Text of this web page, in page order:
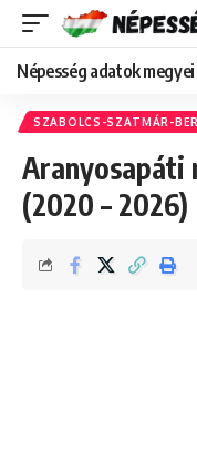
Népesség adatok
SZABOLCS-SZATMÁR-
Aranyosapáti
(2020 – 2026)